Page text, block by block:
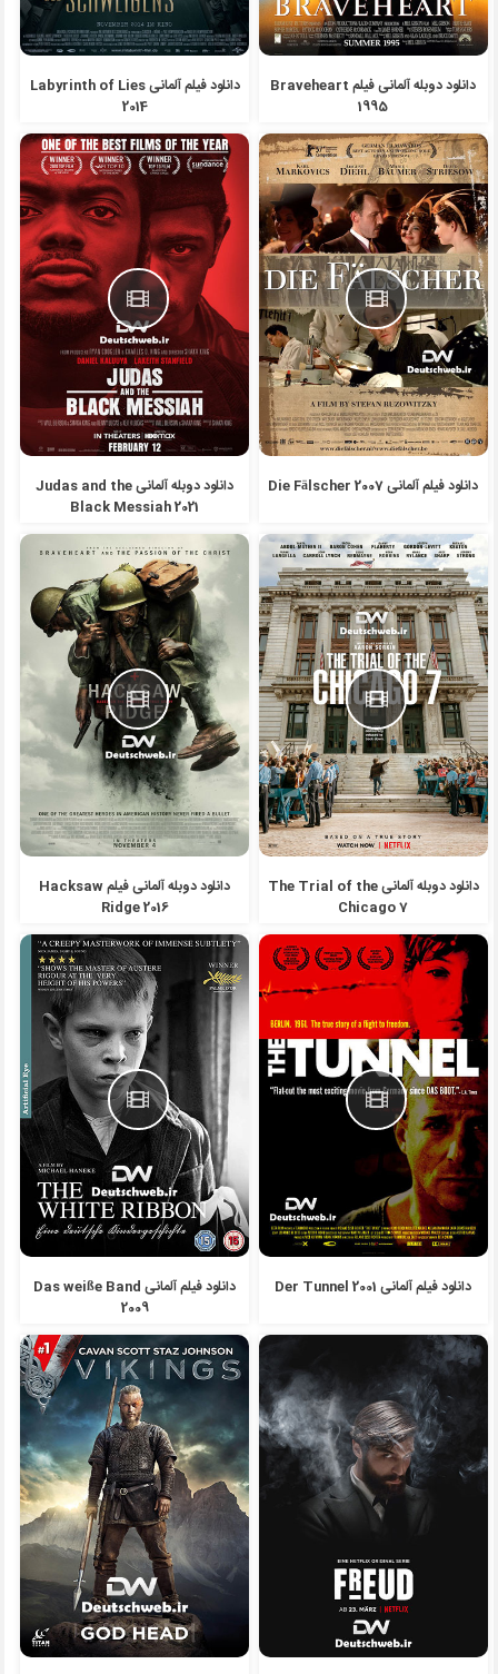
دانلود دوبله آلمانی فیلم Braveheart
1995
دانلود فیلم آلمانی Labyrinth of Lies
2014
دانلود فیلم آلمانی Die Fälscher 2007
دانلود دوبله آلمانی Judas and the
Black Messiah 2021
دانلود دوبله آلمانی The Trial of the
Chicago 7
دانلود دوبله آلمانی فیلم Hacksaw
Ridge 2016
دانلود فیلم آلمانی Der Tunnel 2001
دانلود فیلم آلمانی Das weiße Band
2009